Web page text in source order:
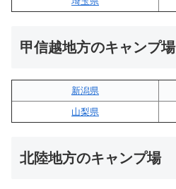
甲信越地方のキャンプ場
新潟県
山梨県
北陸地方のキャンプ場